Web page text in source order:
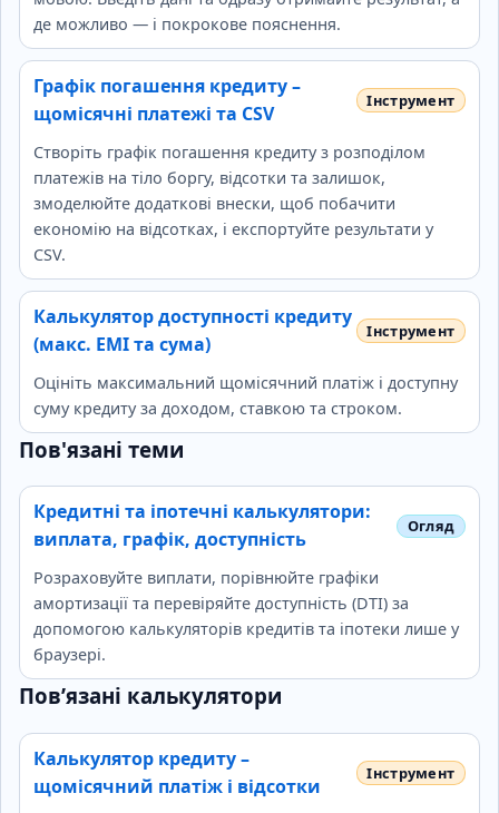
де можливо — і покрокове пояснення.
Графік погашення кредиту –
щомісячні платежі та CSV
Створіть графік погашення кредиту з розподілом
платежів на тіло боргу, відсотки та залишок,
змоделюйте додаткові внески, щоб побачити
економію на відсотках, і експортуйте результати у
CSV.
Калькулятор доступності кредиту
(макс. EMI та сума)
Оцініть максимальний щомісячний платіж і доступну
суму кредиту за доходом, ставкою та строком.
Пов'язані теми
Кредитні та іпотечні калькулятори:
виплата, графік, доступність
Розраховуйте виплати, порівнюйте графіки
амортизації та перевіряйте доступність (DTI) за
допомогою калькуляторів кредитів та іпотеки лише у
браузері.
Пов’язані калькулятори
Калькулятор кредиту –
щомісячний платіж і відсотки